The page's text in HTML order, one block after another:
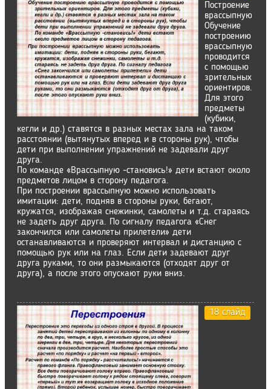
Построение
врассыпную
Обучение
построению
врассыпную
проводится
с помощью
зрительных
ориентиров.
Для этого
предметы
(кубики,
кегли и др.) ставятся в разных местах зала на таком
расстоянии (вытянутых вперед и в стороны рук), чтобы
дети при выполнении упражнений не задевали друг
друга.
По команде «Врассыпную -становись!» дети встают около
предметов лицом в сторону педагога.
При построении врассыпную можно использовать
имитации: дети, подняв в стороны руки, бегают,
кружатся, изображая снежинки, самолеты и т.д. стараясь
не задеть друг друга. По сигналу педагога «Снег
закончился или самолеты прилетели» дети
останавливаются и проверяют интервал и дистанцию с
помощью рук или на глаз. Если дети задевают друг
друга руками, то они размыкаются (отходят друг от
друга), а после этого опускают руки вниз.
18 слайд